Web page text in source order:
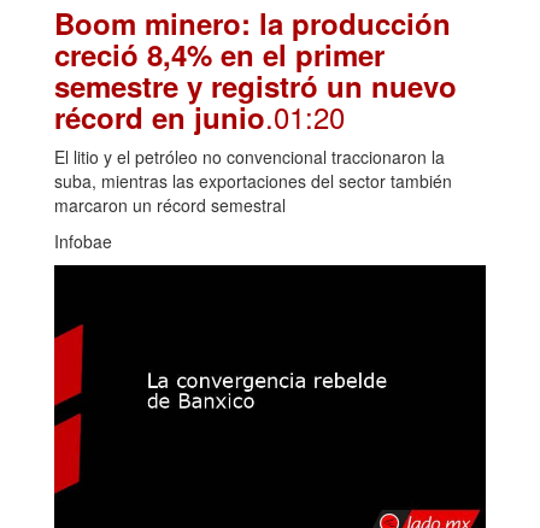
Boom minero: la producción
creció 8,4% en el primer
semestre y registró un nuevo
récord en junio.01:20
El litio y el petróleo no convencional traccionaron la
suba, mientras las exportaciones del sector también
marcaron un récord semestral
Infobae